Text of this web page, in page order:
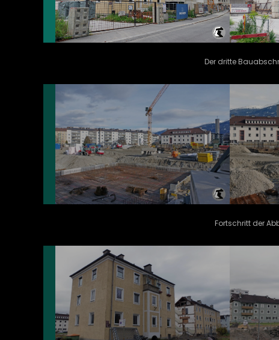
Der dritte
Fortschritt der